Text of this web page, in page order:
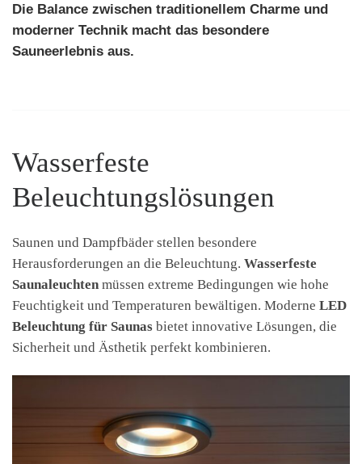
Die Balance zwischen traditionellem Charme und
moderner Technik macht das besondere
Sauneerlebnis aus.
Wasserfeste
Beleuchtungslösungen
Saunen und Dampfbäder stellen besondere
Herausforderungen an die Beleuchtung. Wasserfeste
Saunaleuchten müssen extreme Bedingungen wie hohe
Feuchtigkeit und Temperaturen bewältigen. Moderne LED
Beleuchtung für Saunas bietet innovative Lösungen, die
Sicherheit und Ästhetik perfekt kombinieren.